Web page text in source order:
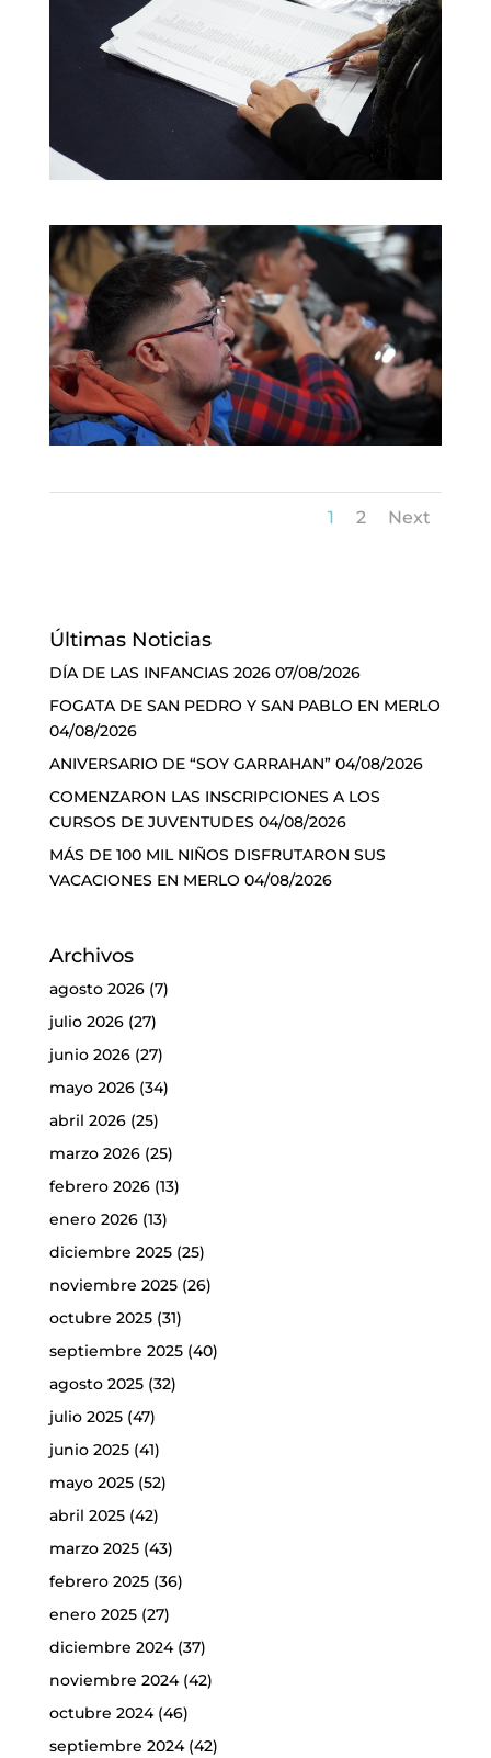
1 2 Next
Últimas Noticias
DÍA DE LAS INFANCIAS 2026 07/08/2026
FOGATA DE SAN PEDRO Y SAN PABLO EN MERLO
04/08/2026
ANIVERSARIO DE “SOY GARRAHAN” 04/08/2026
COMENZARON LAS INSCRIPCIONES A LOS
CURSOS DE JUVENTUDES 04/08/2026
MÁS DE 100 MIL NIÑOS DISFRUTARON SUS
VACACIONES EN MERLO 04/08/2026
Archivos
agosto 2026(7)
julio 2026(27)
junio 2026(27)
mayo 2026(34)
abril 2026(25)
marzo 2026(25)
febrero 2026(13)
enero 2026(13)
diciembre 2025(25)
noviembre 2025(26)
octubre 2025(31)
septiembre 2025(40)
agosto 2025(32)
julio 2025(47)
junio 2025(41)
mayo 2025(52)
abril 2025(42)
marzo 2025(43)
febrero 2025(36)
enero 2025(27)
diciembre 2024(37)
noviembre 2024(42)
octubre 2024(46)
septiembre 2024(42)